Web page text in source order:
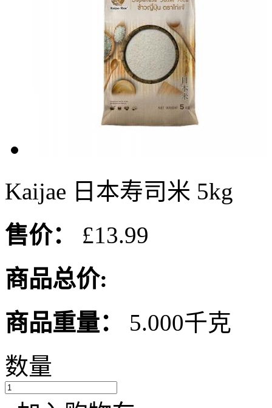
Kaijae 日本寿司米 5kg
售价：
£13.99
商品总价:
商品重量：
5.000千克
数量